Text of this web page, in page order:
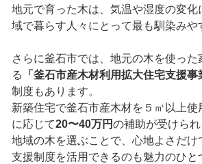
地元で育った木は、気温や湿度の変化
域で暮らす人々にとって最も馴染みや
さらに釜石市では、地元の木を使った
る
「釜石市産木材利用拡大住宅支援事
制度もあります。
新築住宅で釜石市産木材を５㎥以上使
に応じて20〜40万円の補助が受けられ
地域の木を選ぶことで、心地よさだけ
支援制度を活用できるのも魅力のひと